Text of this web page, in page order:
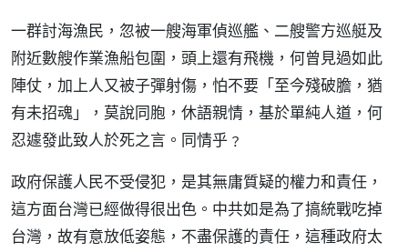
一群討海漁民，忽被一艘海軍偵巡艦、二艘警方巡艇及
附近數艘作業漁船包圍，頭上還有飛機，何曾見過如此
陣仗，加上人又被子彈射傷，怕不要「至今殘破膽，猶
有未招魂」，莫說同胞，休語親情，基於單純人道，何
忍遽發此致人於死之言。同情乎﹖
政府保護人民不受侵犯，是其無庸質疑的權力和責任，
這方面台灣已經做得很出色。中共如是為了搞統戰吃掉
台灣，故有意放低姿態，不盡保護的責任，這種政府太